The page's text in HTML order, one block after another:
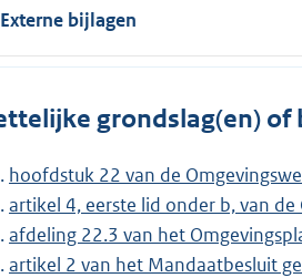
Externe bijlagen
grondslag(en) of
hoofdstuk 22 van de
artikel 4, eerste lid onder b, van
afdeling 22.3 van het
artikel 2 van het Mandaatbesluit